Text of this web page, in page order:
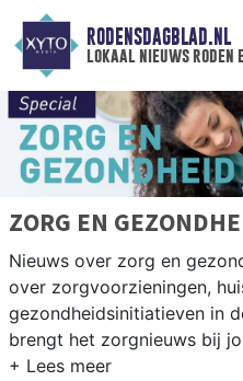
RODENSDAGBLAD.NL
lokaal nieuws roden
ZORG EN
Nieuws over zorg en
over zorgvoorzieningen,
gezondheidsinitiatieven in
brengt het zorgnieuws bij